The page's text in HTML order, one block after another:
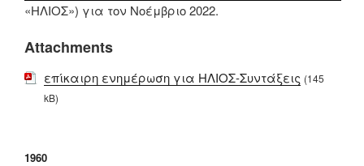
«ΗΛΙΟΣ») για τον Νοέμβριο 2022.
Attachments
επίκαιρη ενημέρωση για ΗΛΙΟΣ-Συντάξεις (145
kB)
1960